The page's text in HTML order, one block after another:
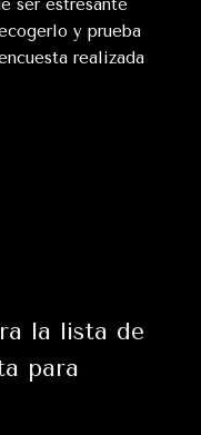
ser estresante
y prueba
realizada
la lista de
para